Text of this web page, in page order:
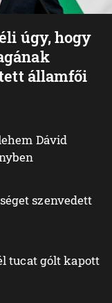
úgy, hogy
államfői
Dávid
szenvedett
tucat gólt kapott